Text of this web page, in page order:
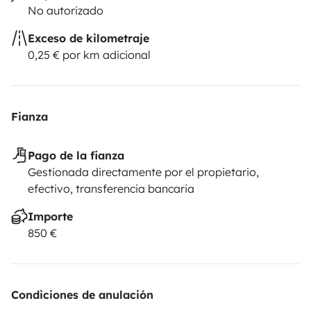
No autorizado
Exceso de kilometraje
0,25 € por km adicional
Fianza
Pago de la fianza
Gestionada directamente por el propietario,
efectivo, transferencia bancaria
Importe
850 €
Condiciones de anulación